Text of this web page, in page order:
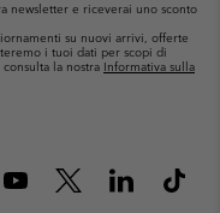
newsletter e riceverai uno sconto
su nuovi arrivi, offerte
i tuoi dati per scopi di
la nostra Informativa sulla